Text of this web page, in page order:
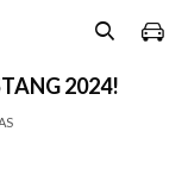
2024!